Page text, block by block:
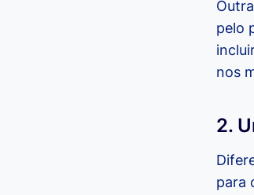
pelo
nos
2.
para